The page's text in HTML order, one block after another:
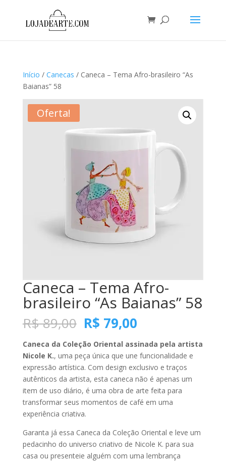
Início / Canecas / Caneca – Tema Afro-brasileiro “As
Baianas” 58
Oferta!
Caneca – Tema Afro-
brasileiro “As Baianas” 58
R$89,00 O
preço
original
era:
R$ 89,00.
R$ 79,00O
atual
é:
R$ 79,00.
Caneca da Coleção Oriental assinada pela artista
Nicole K., uma peça única que une funcionalidade e
expressão artística. Com design exclusivo e traços
autênticos da artista, esta caneca não é apenas um
item de uso diário, é uma obra de arte feita para
transformar seus momentos de café em uma
experiência criativa.
Garanta já essa Caneca da Coleção Oriental e leve um
pedacinho do universo criativo de Nicole K. para sua
casa ou presenteie alguém com uma lembrança